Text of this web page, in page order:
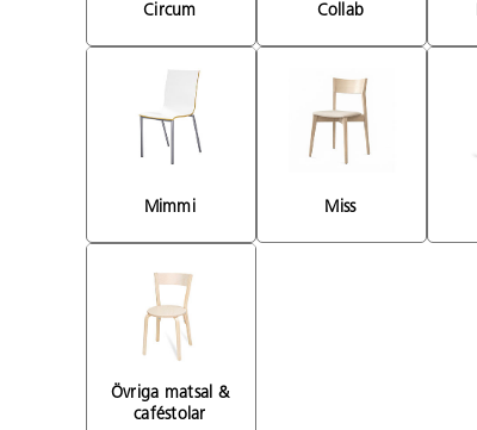
Circum Collab
Mimmi Miss
Övriga matsal &
caféstolar